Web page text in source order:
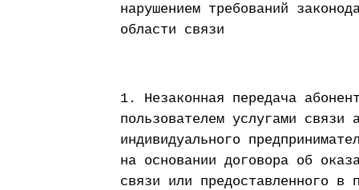
нарушением требований
области связи
1. Незаконная передача
пользователем услугами
индивидуального
на основании договора об
связи или предоставленного в